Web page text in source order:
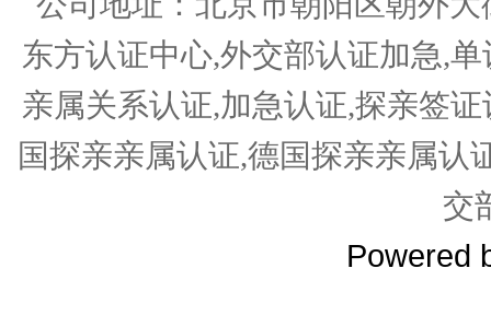
东方认证中心,外交部认证加急,
亲属关系认证,加急认证,探亲签
国探亲亲属认证,德国探亲亲属认
交
Powered